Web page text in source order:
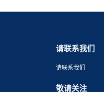
请联系我们
请联系我们
敬请关注